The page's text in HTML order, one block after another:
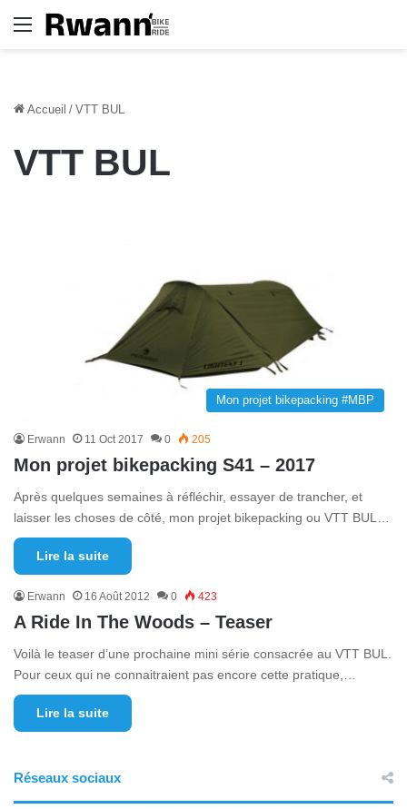
Menu
Accueil / VTT BUL
VTT BUL
Mon projet bikepacking #MBP
Erwann 11 Oct 2017 0 205
Mon projet bikepacking S41 – 2017
Après quelques semaines à réfléchir, essayer de trancher, et
laisser les choses de côté, mon projet bikepacking ou VTT BUL…
Lire la suite
Erwann 16 Août 2012 0 423
A Ride In The Woods – Teaser
Voilà le teaser d’une prochaine mini série consacrée au VTT BUL.
Pour ceux qui ne connaitraient pas encore cette pratique,…
Lire la suite
Réseaux sociaux